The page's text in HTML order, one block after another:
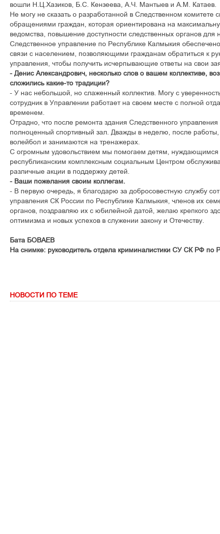
вошли Н.Ц.Хазиков, Б.С. Кензеева, А.Ч. Мантыев и A.M. Катаев.
Не могу не сказать о разработанной в Следственном комитете
обращениями граждан, которая ориентирована на
ведомства, повышение доступности следственных органов для
Следственное управление по Республике Калмыкия
связи с населением, позволяющими гражданам обратиться к
управления, чтобы получить исчерпывающие ответы на свои
- Денис Александрович, несколько слов о вашем коллективе,
сложились какие-то традиции?
- У нас небольшой, но слаженный коллектив. Могу с
сотрудник в Управлении работает на своем месте с полной
временем.
Отрадно, что после ремонта здания Следственного управления
полноценный спортивный зал. Дважды в неделю, после
волейбол и занимаются на тренажерах.
С огромным удовольствием мы помогаем детям,
республиканским комплексным социальным Центром
различные акции в поддержку детей.
- Ваши пожелания своим коллегам.
- В первую очередь, я благодарю за добросовестную службу
управления СК России по Республике Калмыкия, членов их
органов, поздравляю их с юбилейной датой, желаю крепкого
оптимизма и новых успехов в служении закону и Отечеству.
Бата БОВАЕВ
На снимке: руководитель отдела криминалистики СУ СК РФ по
НОВОСТИ ПО ТЕМЕ